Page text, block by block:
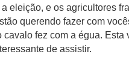
eleição, e os agricultores
querendo fazer com
fez com a égua. Esta
de assistir.